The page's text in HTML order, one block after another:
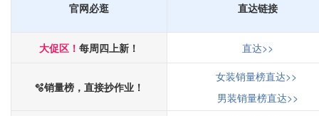
官网必逛 直达链接
大促区！ 每周四上新！ 直达>>
🫧销量榜，直接抄作业！
女装销量榜直达>>
男装销量榜直达>>